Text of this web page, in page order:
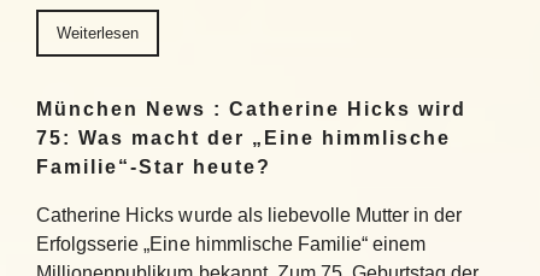
Weiterlesen
München News : Catherine Hicks wird
75: Was macht der „Eine himmlische
Familie“-Star heute?
Catherine Hicks wurde als liebevolle Mutter in der
Erfolgsserie „Eine himmlische Familie“ einem